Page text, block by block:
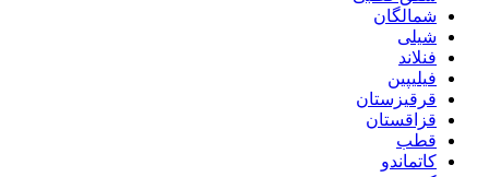
شمالگان
شیلی
فنلاند
فیلیپین
قرقیزستان
قزاقستان
قطب
کاتماندو